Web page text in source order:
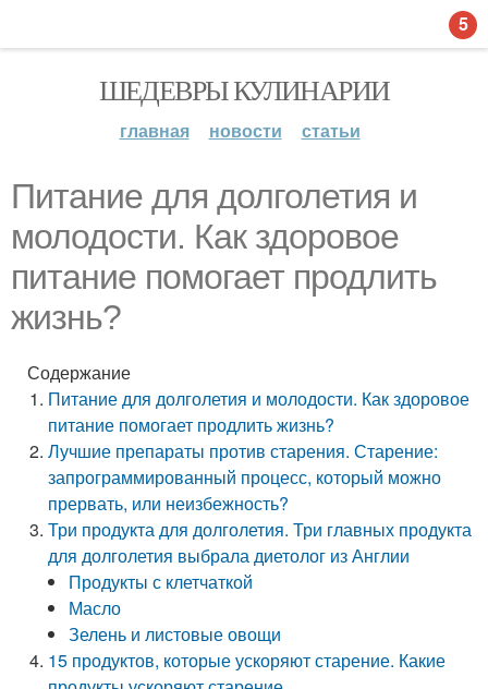
ШЕДЕВРЫ КУЛИНАРИИ
главная новости статьи
Питание для долголетия и
молодости. Как здоровое
питание помогает продлить
жизнь?
Содержание
Питание для долголетия и молодости. Как здоровое
питание помогает продлить жизнь?
Лучшие препараты против старения. Старение:
запрограммированный процесс, который можно
прервать, или неизбежность?
Три продукта для долголетия. Три главных продукта
для долголетия выбрала диетолог из Англии
Продукты с клетчаткой
Масло
Зелень и листовые овощи
15 продуктов, которые ускоряют старение. Какие
5